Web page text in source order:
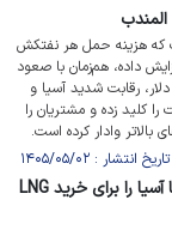
که هزینه حمل هر نفتکش
افزایش داده، هم‌زمان با صعود
قیمت نفت به ۱۰۰ دلار، رقابت شدید آسیا و
را کلید زده و مشتریان را
وادار کرده است.
جنگ و موج گرما آسیا را برای خرید LNG